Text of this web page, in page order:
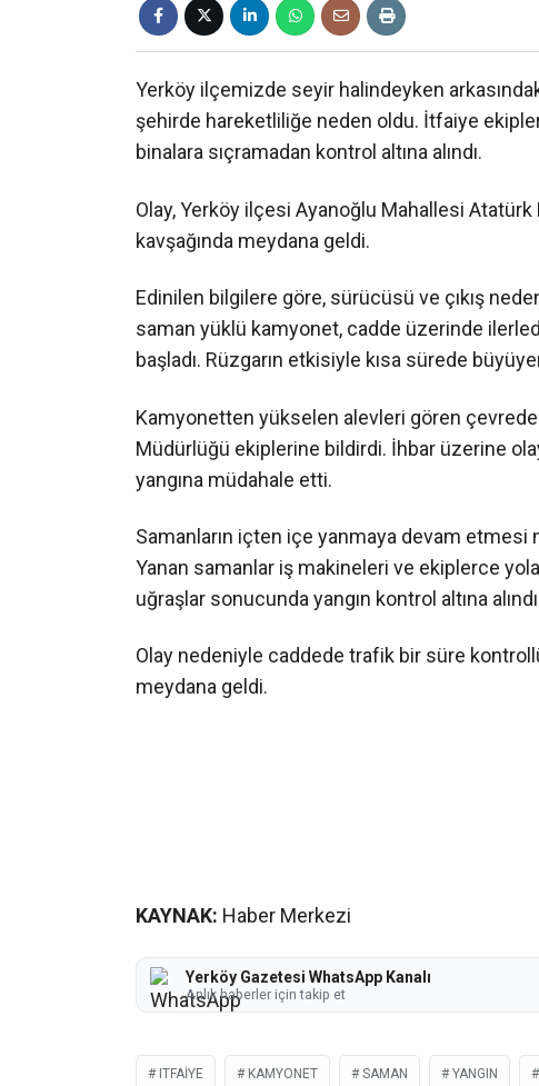
Yerköy ilçemizde seyir halindeyken
şehirde hareketliliğe neden oldu. İtfaiye
binalara sıçramadan kontrol altına alındı.
Olay, Yerköy ilçesi Ayanoğlu Mahallesi
kavşağında meydana geldi.
Edinilen bilgilere göre, sürücüsü ve çıkış
saman yüklü kamyonet, cadde üzerinde
başladı. Rüzgarın etkisiyle kısa sürede
Kamyonetten yükselen alevleri gören
Müdürlüğü ekiplerine bildirdi. İhbar üzerine
yangına müdahale etti.
Samanların içten içe yanmaya devam
Yanan samanlar iş makineleri ve ekiplerce yola
uğraşlar sonucunda yangın kontrol altına
Olay nedeniyle caddede trafik bir süre
meydana geldi.
KAYNAK: Haber Merkezi
Yerköy Gazetesi WhatsApp Kanalı
Anlık haberler için takip et
ITFAIYE KAMYONET SAMAN YANGIN